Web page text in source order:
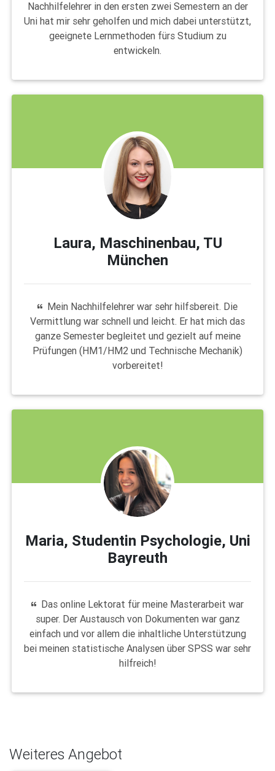
Nachhilfelehrer in den ersten zwei Semestern an der
Uni hat mir sehr geholfen und mich dabei unterstützt,
geeignete Lernmethoden fürs Studium zu
entwickeln.
Laura, Maschinenbau, TU
München
Mein Nachhilfelehrer war sehr hilfsbereit. Die
Vermittlung war schnell und leicht. Er hat mich das
ganze Semester begleitet und gezielt auf meine
Prüfungen (HM1/HM2 und Technische Mechanik)
vorbereitet!
Maria, Studentin Psychologie, Uni
Bayreuth
Das online Lektorat für meine Masterarbeit war
super. Der Austausch von Dokumenten war ganz
einfach und vor allem die inhaltliche Unterstützung
bei meinen statistische Analysen über SPSS war sehr
hilfreich!
Weiteres Angebot